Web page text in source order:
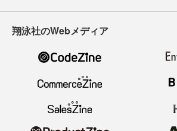
翔泳社のWebメディア